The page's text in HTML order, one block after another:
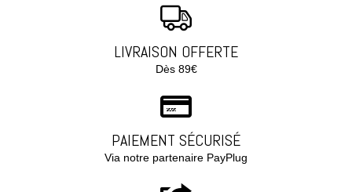
LIVRAISON OFFERTE
Dès 89€
PAIEMENT SÉCURISÉ
Via notre partenaire PayPlug